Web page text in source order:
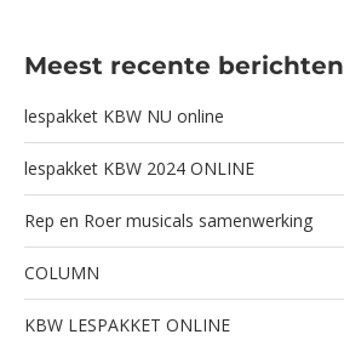
Meest recente berichten
lespakket KBW NU online
lespakket KBW 2024 ONLINE
Rep en Roer musicals samenwerking
COLUMN
KBW LESPAKKET ONLINE